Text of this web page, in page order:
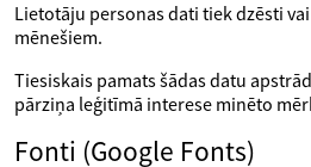
Lietotāju personas dati tiek dzēsti
mēnešiem.
Tiesiskais pamats šādas datu
pārziņa leģitīmā interese minēto
Fonti (Google Fonts)